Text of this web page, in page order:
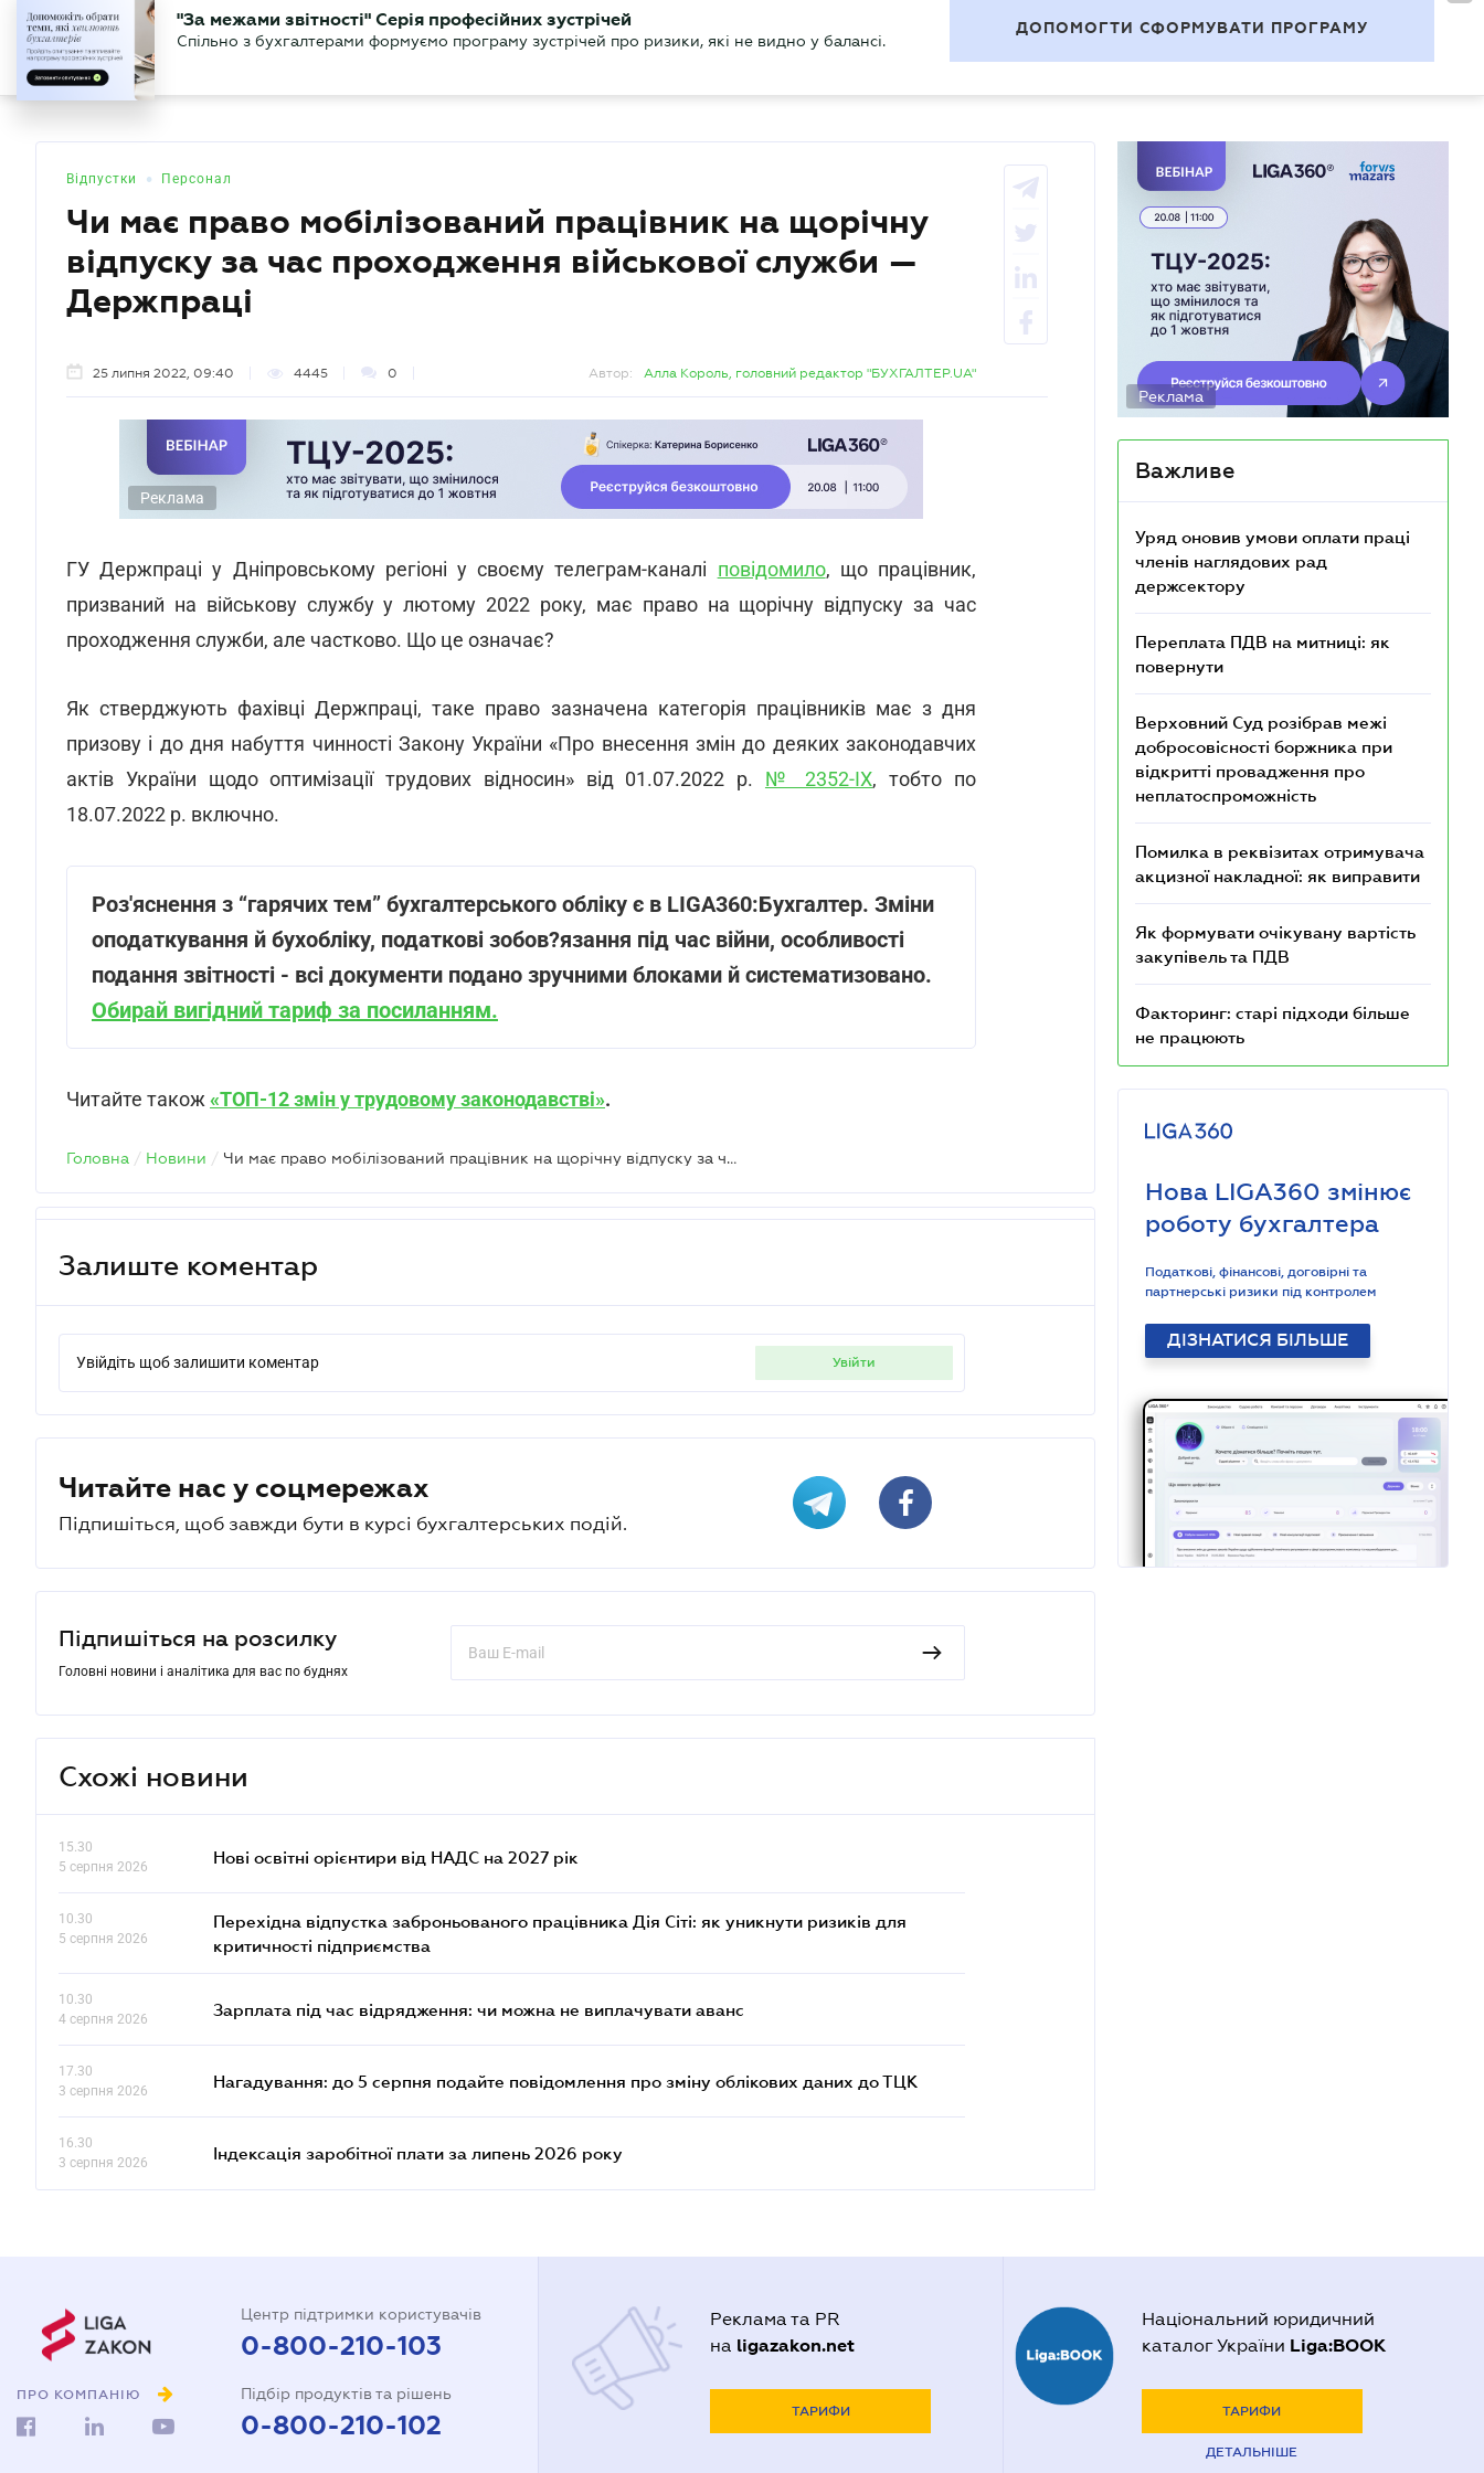
БІЗНЕСУ ЮРИСТУ БУХГАЛТЕРУ UA
БУХГАЛТЕР.UA
"За межами звітності" Серія професійних зустрічей ДОПОМОГТИ СФОРМУВАТИ ПРОГРАМУ
Відпустки • Персонал
Чи має право мобілізований працівник на щорічну
відпуску за час проходження військової служби —
Держпраці
25 липня 2022, 09:40 4445 0 Автор: Алла Король, головний редактор "БУХГАЛТЕР.UA"
Реклама
ГУ Держпраці у Дніпровському регіоні у своєму телеграм-каналіповідомило, що працівник,
призваний на військову службу у лютому 2022 року, має право на щорічну відпуску за час
проходження служби, але частково. Що це означає?
Як стверджують фахівці Держпраці, таке право зазначена категорія працівників має з дня
призову і до дня набуття чинності Закону України «Про внесення змін до деяких законодавчих
актів України щодо оптимізації трудових відносин» від 01.07.2022 р. № 2352-IX, тобто по
18.07.2022 р. включно.
Роз'яснення з “гарячих тем” бухгалтерського обліку є в LIGA360:Бухгалтер. Зміни
оподаткування й бухобліку, податкові зобов?язання під час війни, особливості
подання звітності - всі документи подано зручними блоками й систематизовано.
Обирай вигідний тариф за посиланням.
Читайте також«ТОП-12 змін у трудовому законодавстві».
Головна / Новини / Чи має право мобілізований працівник на щорічну відпуску за час проходження військової служби — Держпраці
Залиште коментар
Увійдіть щоб залишити коментар увійти
Читайте нас у соцмережах
Підпишіться, щоб завжди бути в курсі бухгалтерських подій.
Підпишіться на розсилку
Головні новини і аналітика для вас по буднях
Схожі новини
15.30
5 серпня 2026
Нові освітні орієнтири від НАДС на 2027 рік
10.30
5 серпня 2026
Перехідна відпустка заброньованого працівника Дія Сіті: як уникнути ризиків для
критичності підприємства
10.30
4 серпня 2026
Зарплата під час відрядження: чи можна не виплачувати аванс
17.30
3 серпня 2026
Нагадування: до 5 серпня подайте повідомлення про зміну облікових даних до ТЦК
16.30
3 серпня 2026
Індексація заробітної плати за липень 2026 року
Реклама
Важливе
Уряд оновив умови оплати праці
членів наглядових рад
держсектору
Переплата ПДВ на митниці: як
повернути
Верховний Суд розібрав межі
добросовісності боржника при
відкритті провадження про
неплатоспроможність
Помилка в реквізитах отримувача
акцизної накладної: як виправити
Як формувати очікувану вартість
закупівель та ПДВ
Факторинг: старі підходи більше
не працюють
Нова LIGA360 змінює
роботу бухгалтера
Податкові, фінансові, договірні та
партнерські ризики під контролем
ДІЗНАТИСЯ БІЛЬШЕ
ПРО КОМПАНІЮ
Центр підтримки користувачів
0-800-210-103
Підбір продуктів та рішень
0-800-210-102
Реклама та PR
на ligazakon.net
ТАРИФИ
Національний юридичний
каталог України Liga:BOOK
ТАРИФИ
ДЕТАЛЬНІШЕ